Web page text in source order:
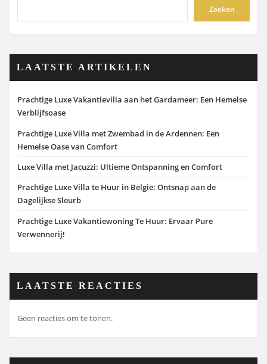
Zoeken
LAATSTE ARTIKELEN
Prachtige Luxe Vakantievilla aan het Gardameer: Een Hemelse
Verblijfsoase
Prachtige Luxe Villa met Zwembad in de Ardennen: Een
Hemelse Oase van Comfort
Luxe Villa met Jacuzzi: Ultieme Ontspanning en Comfort
Prachtige Luxe Villa te Huur in België: Ontsnap aan de
Dagelijkse Sleurb
Prachtige Luxe Vakantiewoning Te Huur: Ervaar Pure
Verwennerij!
LAATSTE REACTIES
Geen reacties om te tonen.